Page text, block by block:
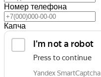
Номер телефона
Капча